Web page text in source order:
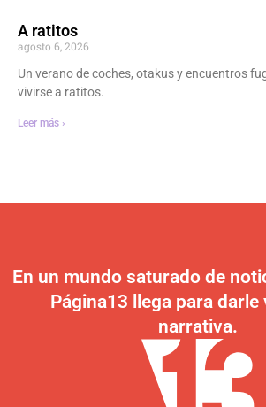
A ratitos
agosto 6, 2026
Un verano de coches, otakus y encuentros
vivirse a ratitos.
Leer más ›
En un mundo saturado de
Página13 llega para darle
narrativa.